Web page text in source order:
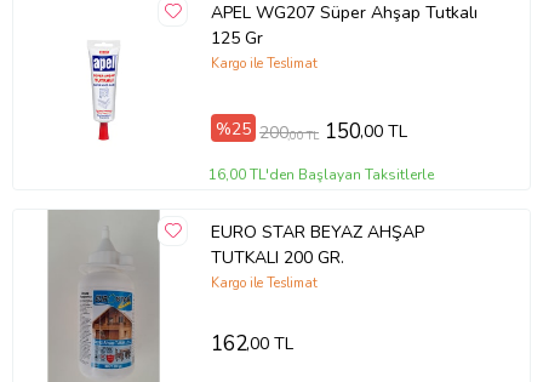
APEL WG207 Süper Ahşap Tutkalı
125 Gr
Kargo ile Teslimat
%25 200,00 TL 150,00 TL
16,00 TL'den Başlayan Taksitlerle
EURO STAR BEYAZ AHŞAP
TUTKALI 200 GR.
Kargo ile Teslimat
162,00 TL